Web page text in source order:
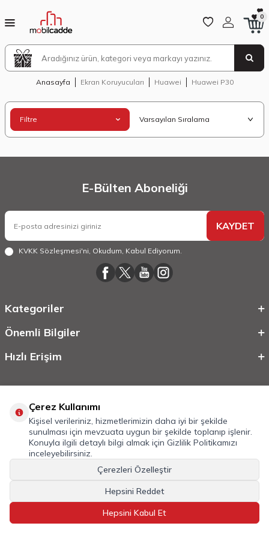
0
Anasayfa Ekran Koruyucuları Huawei Huawei P30
Filtre
E-Bülten Aboneliği
KAYDET
KVKK Sözleşmesi'ni, Okudum, Kabul Ediyorum.
Kategoriler
Önemli Bilgiler
Hızlı Erişim
Tüm Hakkı Saklıdır.Mobilcadde.com
E-TicaretSistemleriyle Hazırlanmıştır.
Çerez Kullanımı
Kişisel verileriniz, hizmetlerimizin daha iyi bir şekilde
sunulması için mevzuata uygun bir şekilde toplanıp işlenir.
Konuyla ilgili detaylı bilgi almak için Gizlilik Politikamızı
inceleyebilirsiniz.
Çerezleri Özelleştir
Hepsini Reddet
Hepsini Kabul Et